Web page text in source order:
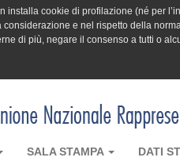
installa cookie di profilazione (né per
e nel rispetto della
di più, negare il consenso a tutti o
SALA STAMPA DATI